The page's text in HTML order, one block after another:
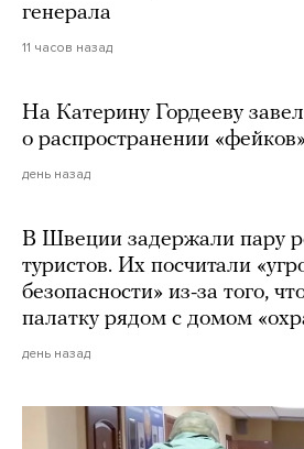
генерала
11 часов назад
На Катерину Гордееву
о распространении
день назад
В Швеции задержали пару
туристов. Их посчитали
безопасности» из-за того,
палатку рядом с домом
день назад